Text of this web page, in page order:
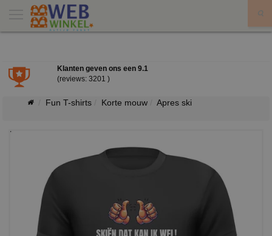
Klanten geven ons een 9.1
(reviews: 3201 )
Fun T-shirts Korte mouw Apres ski